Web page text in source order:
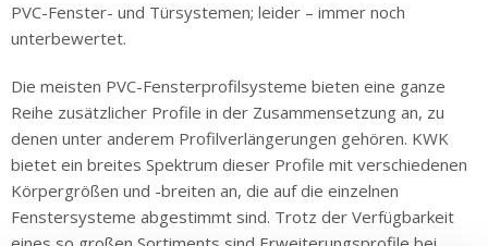
PVC-Fenster- und Türsystemen; leider – immer noch
unterbewertet.
Die meisten PVC-Fensterprofilsysteme bieten eine ganze
Reihe zusätzlicher Profile in der Zusammensetzung an, zu
denen unter anderem Profilverlängerungen gehören. KWK
bietet ein breites Spektrum dieser Profile mit verschiedenen
Körpergrößen und -breiten an, die auf die einzelnen
Fenstersysteme abgestimmt sind. Trotz der Verfügbarkeit
Balkontür
Balkontüren
aus
Kunststoff
mit AluClip
Balkontüren
aus